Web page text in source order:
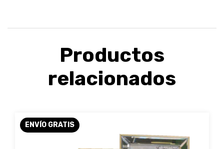
Productos
relacionados
ENVÍO GRATIS